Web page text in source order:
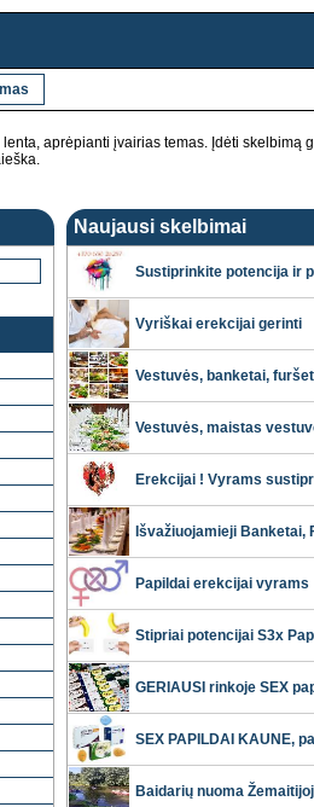
aprėpianti įvairias temas. Įdėti
Naujausi skelbimai
Sustiprinkite potencija ir
Vyriškai erekcijai gerinti
Vestuvės, banketai,
Vestuvės, maistas
Erekcijai ! Vyrams
Išvažiuojamieji Banketai‎,
Papildai erekcijai vyrams
Stipriai potencijai S3x
GERIAUSI rinkoje SEX
SEX PAPILDAI KAUNE,
Baidarių nuoma